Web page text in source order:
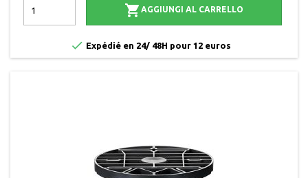
 AGGIUNGI AL CARRELLO
 Expédié en 24/ 48H pour 12 euros